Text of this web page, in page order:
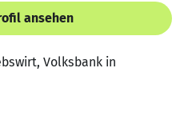
ansehen
Volksbank in